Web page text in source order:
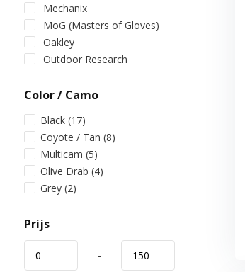
Mechanix
MoG (Masters of Gloves)
Oakley
Outdoor Research
Color / Camo
Black (17)
Coyote / Tan (8)
Multicam (5)
Olive Drab (4)
Grey (2)
Prijs
-